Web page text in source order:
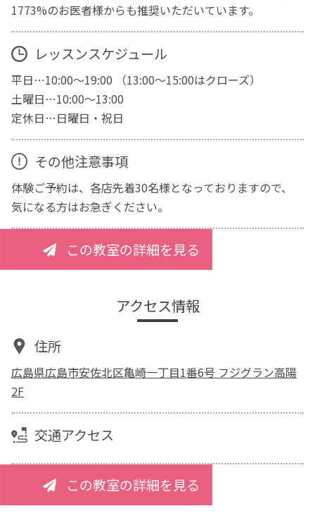
1773%のお医者様からも推奨いただいています。
レッスンスケジュール
平日…10:00～19:00 （13:00～15:00はクローズ）
土曜日…10:00～13:00
定休日…日曜日・祝日
その他注意事項
体験ご予約は、各店先着30名様となっておりますので、
気になる方はお急ぎください。
この教室の詳細を見る
アクセス情報
住所
広島県広島市安佐北区亀崎一丁目1番6号 フジグラン高陽
2F
交通アクセス
この教室の詳細を見る